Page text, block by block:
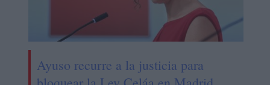
Ayuso recurre a la justicia para